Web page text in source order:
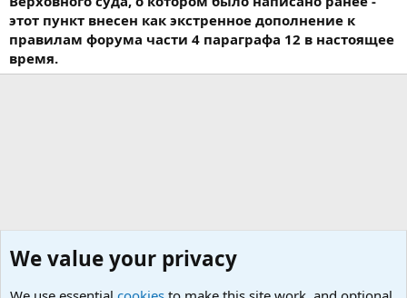
этот пункт внесен как экстренное дополнение к
правилам форума части 4 параграфа 12 в настоящее
время.
We value your privacy